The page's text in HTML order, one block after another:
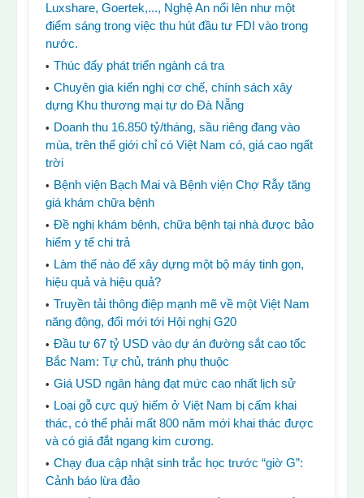
Luxshare, Goertek,..., Nghệ An nổi lên như một
điểm sáng trong việc thu hút đầu tư FDI vào trong
nước.
Thúc đẩy phát triển ngành cá tra
Chuyên gia kiến ​​nghị cơ chế, chính sách xây
dựng Khu thương mại tự do Đà Nẵng
Doanh thu 16.850 tỷ/tháng, sầu riêng đang vào
mùa, trên thế giới chỉ có Việt Nam có, giá cao ngất
trời
Bệnh viện Bạch Mai và Bệnh viện Chợ Rẫy tăng
giá khám chữa bệnh
Đề nghị khám bệnh, chữa bệnh tại nhà được bảo
hiểm y tế chi trả
Làm thế nào để xây dựng một bộ máy tinh gọn,
hiệu quả và hiệu quả?
Truyền tải thông điệp mạnh mẽ về một Việt Nam
năng động, đổi mới tới Hội nghị G20
Đầu tư 67 tỷ USD vào dự án đường sắt cao tốc
Bắc Nam: Tự chủ, tránh phụ thuộc
Giá USD ngân hàng đạt mức cao nhất lịch sử
Loại gỗ cực quý hiếm ở Việt Nam bị cấm khai
thác, có thể phải mất 800 năm mới khai thác được
và có giá đắt ngang kim cương.
Chạy đua cập nhật sinh trắc học trước “giờ G”:
Cảnh báo lừa đảo